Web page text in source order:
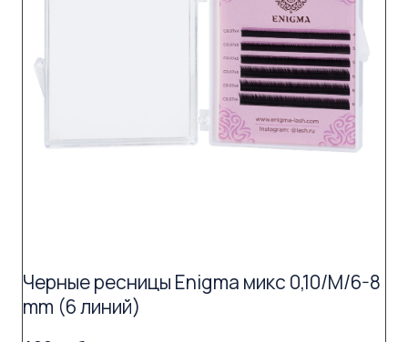
Черные ресницы Enigma микс 0,10/M/6-8
mm (6 линий)